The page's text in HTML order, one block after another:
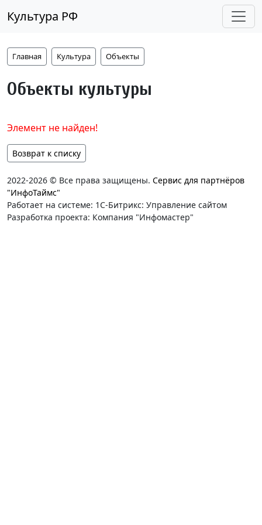
Культура РФ
Главная Культура Объекты
Объекты культуры
Элемент не найден!
Возврат к списку
2022-2026 © Все права защищены. Сервис для партнёров
"ИнфоТаймс"
Работает на системе: 1С-Битрикс: Управление сайтом
Разработка проекта: Компания "Инфомастер"